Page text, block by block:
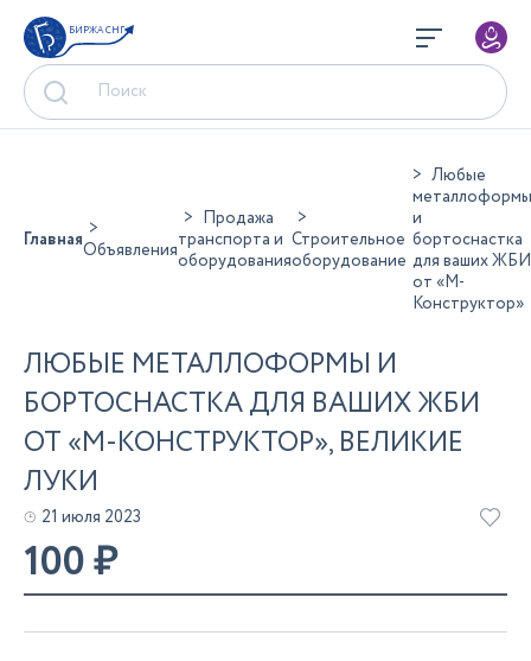
БИРЖА СНГ
ГлавнаяОбъявления
Продажа
транспорта и
оборудования
Строительное
оборудование
Любые
металлоформы
и
бортоснастка
для ваших ЖБИ
от «М-
Конструктор»
ЛЮБЫЕ МЕТАЛЛОФОРМЫ И
БОРТОСНАСТКА ДЛЯ ВАШИХ ЖБИ
ОТ «М-КОНСТРУКТОР», ВЕЛИКИЕ
ЛУКИ
21 июля 2023
100₽